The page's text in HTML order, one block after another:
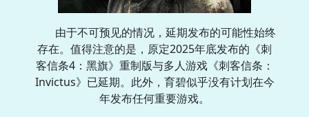
由于不可预见的情况，延期发布的可能性始终
存在。值得注意的是，原定2025年底发布的《刺
客信条4：黑旗》重制版与多人游戏《刺客信条：
Invictus》已延期。此外，育碧似乎没有计划在今
年发布任何重要游戏。